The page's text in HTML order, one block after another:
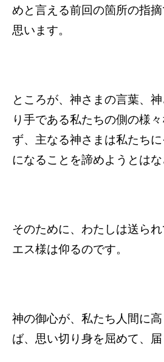
めと言える前回の箇所の指
思います。
ところが、神さまの言葉、
り手である私たちの側の様
ず、主なる神さまは私たち
になることを諦めようとはな
そのために、わたしは送ら
エス様は仰るのです。
神の御心が、私たち人間に
ば、思い切り身を屈めて、届